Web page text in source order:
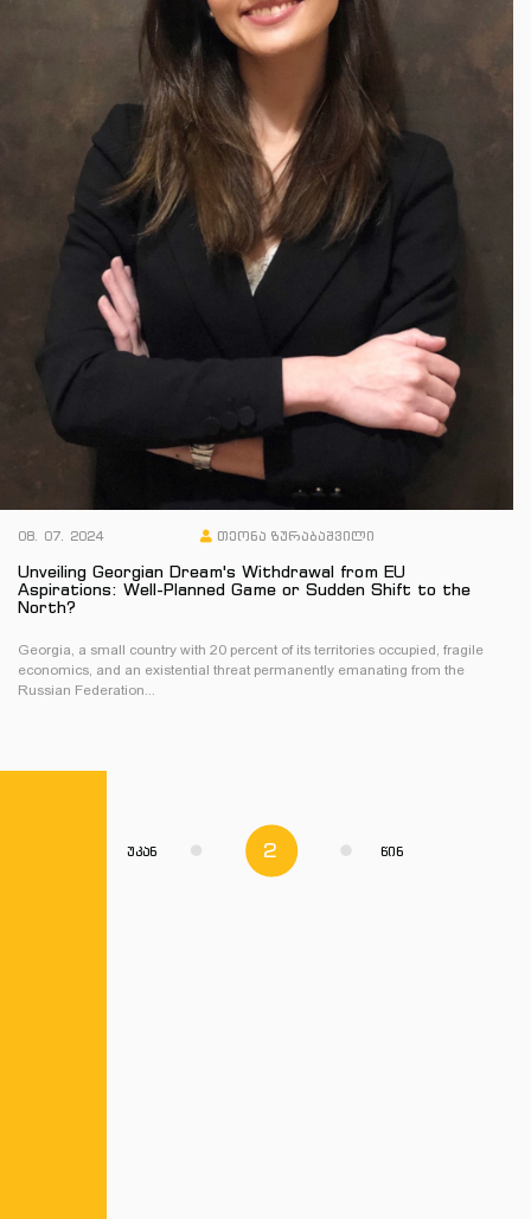
08. 07. 2024 თეონა ზურაბაშვილი
Unveiling Georgian Dream's Withdrawal from EU
Aspirations: Well-Planned Game or Sudden Shift to the
North?
Georgia, a small country with 20 percent of its territories occupied, fragile
economics, and an existential threat permanently emanating from the
Russian Federation...
უკან 2 წინ